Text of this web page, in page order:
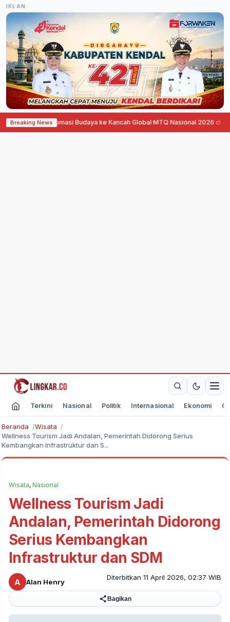
IKLAN
Breaking NewsBudaya ke Kancah Global·MTQ Nasional 2026 di Jawa Tengah
Terkini Nasional Politik Internasional Ekonomi
Beranda
Wisata
Wellness Tourism Jadi Andalan, Pemerintah Didorong Serius
Kembangkan Infrastruktur dan S...
Wisata, Nasional
Wellness Tourism Jadi
Andalan, Pemerintah Didorong
Serius Kembangkan
Infrastruktur dan SDM
A Alan Henry
Diterbitkan 11 April 2026, 02:37 WIB
Bagikan